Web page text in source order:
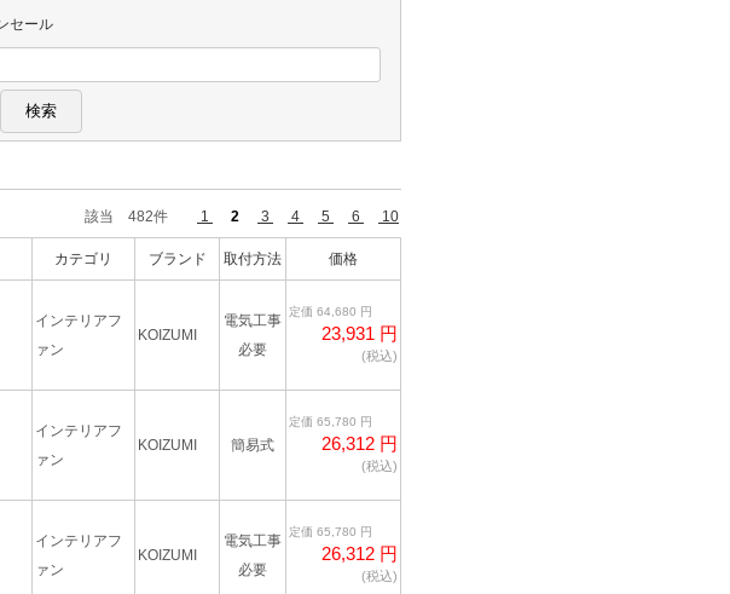
セール
該当 482件 1 2 3 4 5 6 10
カテゴリ ブランド 取付方法 価格
インテリアフ
ァン
KOIZUMI
電気工事
必要
定価 64,680 円
23,931 円
(税込)
インテリアフ
ァン
KOIZUMI 簡易式
定価 65,780 円
26,312 円
(税込)
インテリアフ
ァン
KOIZUMI
電気工事
必要
定価 65,780 円
26,312 円
(税込)